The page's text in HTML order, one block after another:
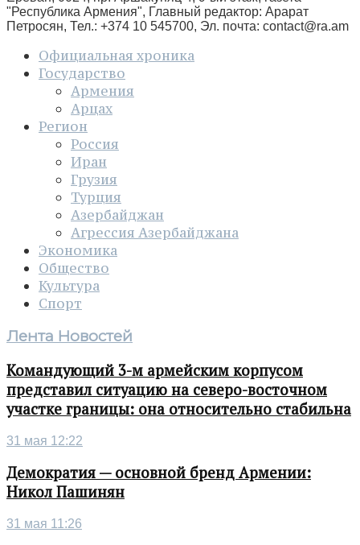
"Республика Армения", Главный редактор: Арарат
Петросян, Тел.: +374 10 545700, Эл. почта: contact@ra.am
Официальная хроника
Государство
Армения
Арцах
Регион
Россия
Иран
Грузия
Турция
Азербайджан
Агрессия Азербайджана
Экономика
Общество
Культура
Спорт
Лента Новостей
Командующий 3-м армейским корпусом
представил ситуацию на северо-восточном
участке границы: она относительно стабильна
31 мая 12:22
Демократия — основной бренд Армении:
Никол Пашинян
31 мая 11:26